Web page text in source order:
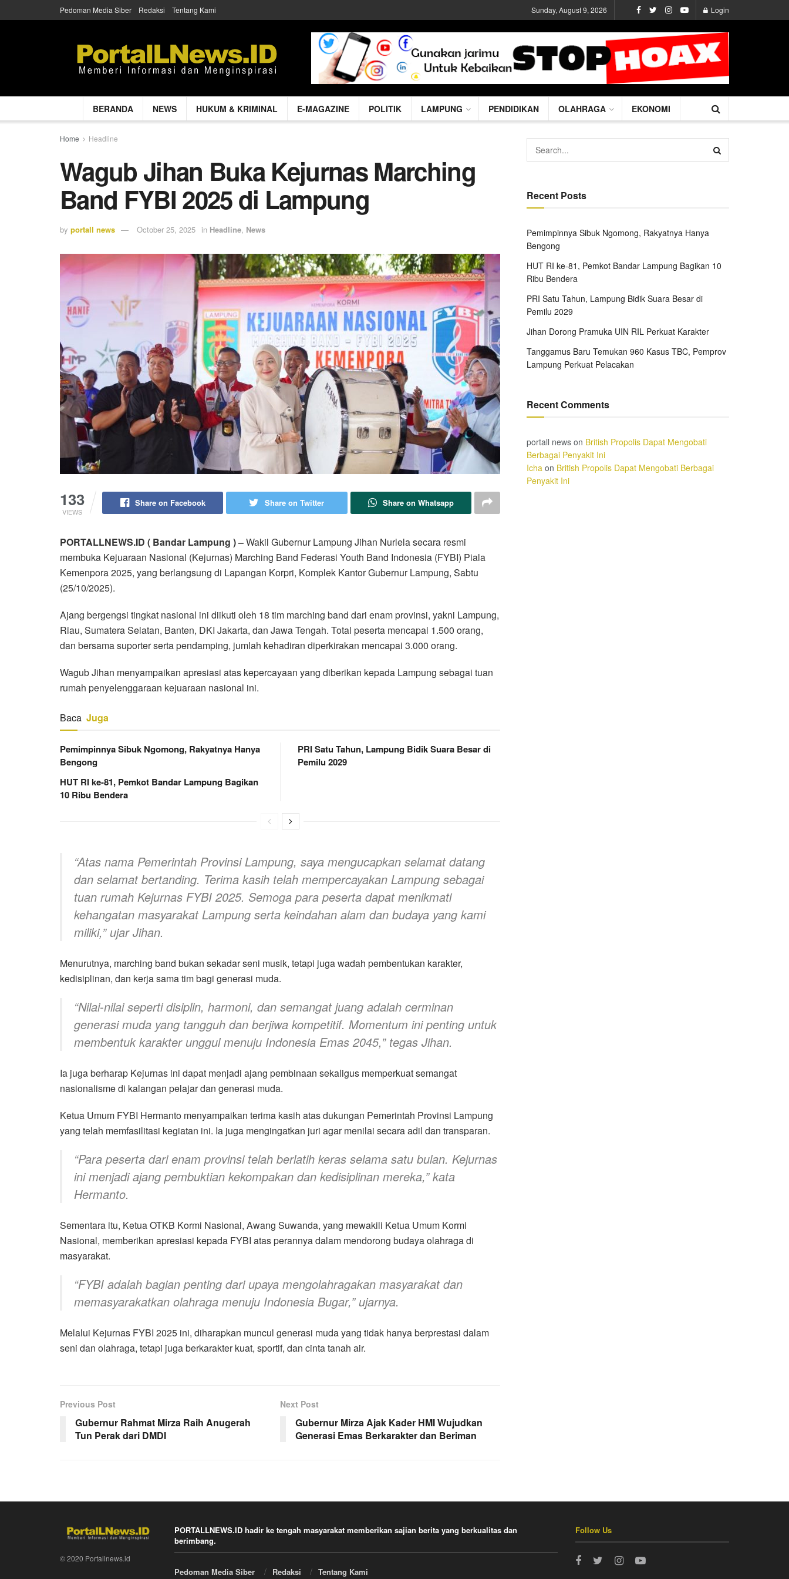
Pedoman Media Siber Redaksi Tentang Kami Sunday, August 9, 2026 Login
BERANDA NEWS HUKUM & KRIMINAL E-MAGAZINE POLITIK LAMPUNG PENDIDIKAN OLAHRAGA EKONOMI
Home Headline
Wagub Jihan Buka Kejurnas Marching
Band FYBI 2025 di Lampung
by portall news October 25, 2025 in Headline, News
133
VIEWS
Share on Facebook Share on Twitter Share on Whatsapp
PORTALLNEWS.ID ( Bandar Lampung ) –Wakil Gubernur Lampung Jihan Nurlela secara resmi
membuka Kejuaraan Nasional (Kejurnas) Marching Band Federasi Youth Band Indonesia (FYBI) Piala
Kemenpora 2025, yang berlangsung di Lapangan Korpri, Komplek Kantor Gubernur Lampung, Sabtu
(25/10/2025).
Ajang bergengsi tingkat nasional ini diikuti oleh 18 tim marching band dari enam provinsi, yakni Lampung,
Riau, Sumatera Selatan, Banten, DKI Jakarta, dan Jawa Tengah. Total peserta mencapai 1.500 orang,
dan bersama suporter serta pendamping, jumlah kehadiran diperkirakan mencapai 3.000 orang.
Wagub Jihan menyampaikan apresiasi atas kepercayaan yang diberikan kepada Lampung sebagai tuan
rumah penyelenggaraan kejuaraan nasional ini.
Baca Juga
Pemimpinnya Sibuk Ngomong, Rakyatnya Hanya
Bengong
HUT RI ke-81, Pemkot Bandar Lampung Bagikan
10 Ribu Bendera
PRI Satu Tahun, Lampung Bidik Suara Besar di
Pemilu 2029
“Atas nama Pemerintah Provinsi Lampung, saya mengucapkan selamat datang
dan selamat bertanding. Terima kasih telah mempercayakan Lampung sebagai
tuan rumah Kejurnas FYBI 2025. Semoga para peserta dapat menikmati
kehangatan masyarakat Lampung serta keindahan alam dan budaya yang kami
miliki,” ujar Jihan.
Menurutnya, marching band bukan sekadar seni musik, tetapi juga wadah pembentukan karakter,
kedisiplinan, dan kerja sama tim bagi generasi muda.
“Nilai-nilai seperti disiplin, harmoni, dan semangat juang adalah cerminan
generasi muda yang tangguh dan berjiwa kompetitif. Momentum ini penting untuk
membentuk karakter unggul menuju Indonesia Emas 2045,” tegas Jihan.
Ia juga berharap Kejurnas ini dapat menjadi ajang pembinaan sekaligus memperkuat semangat
nasionalisme di kalangan pelajar dan generasi muda.
Ketua Umum FYBI Hermanto menyampaikan terima kasih atas dukungan Pemerintah Provinsi Lampung
yang telah memfasilitasi kegiatan ini. Ia juga mengingatkan juri agar menilai secara adil dan transparan.
“Para peserta dari enam provinsi telah berlatih keras selama satu bulan. Kejurnas
ini menjadi ajang pembuktian kekompakan dan kedisiplinan mereka,” kata
Hermanto.
Sementara itu, Ketua OTKB Kormi Nasional, Awang Suwanda, yang mewakili Ketua Umum Kormi
Nasional, memberikan apresiasi kepada FYBI atas perannya dalam mendorong budaya olahraga di
masyarakat.
“FYBI adalah bagian penting dari upaya mengolahragakan masyarakat dan
memasyarakatkan olahraga menuju Indonesia Bugar,” ujarnya.
Melalui Kejurnas FYBI 2025 ini, diharapkan muncul generasi muda yang tidak hanya berprestasi dalam
seni dan olahraga, tetapi juga berkarakter kuat, sportif, dan cinta tanah air.
Previous Post
Gubernur Rahmat Mirza Raih Anugerah
Tun Perak dari DMDI
Next Post
Gubernur Mirza Ajak Kader HMI Wujudkan
Generasi Emas Berkarakter dan Beriman
Recent Posts
Pemimpinnya Sibuk Ngomong, Rakyatnya Hanya
Bengong
HUT RI ke-81, Pemkot Bandar Lampung Bagikan 10
Ribu Bendera
PRI Satu Tahun, Lampung Bidik Suara Besar di
Pemilu 2029
Jihan Dorong Pramuka UIN RIL Perkuat Karakter
Tanggamus Baru Temukan 960 Kasus TBC, Pemprov
Lampung Perkuat Pelacakan
Recent Comments
portall news on British Propolis Dapat Mengobati
Berbagai Penyakit Ini
Icha on British Propolis Dapat Mengobati Berbagai
Penyakit Ini
© 2020 Portallnews.id
PORTALLNEWS.ID hadir ke tengah masyarakat memberikan sajian berita yang berkualitas dan
berimbang.
Pedoman Media Siber Redaksi Tentang Kami
Follow Us